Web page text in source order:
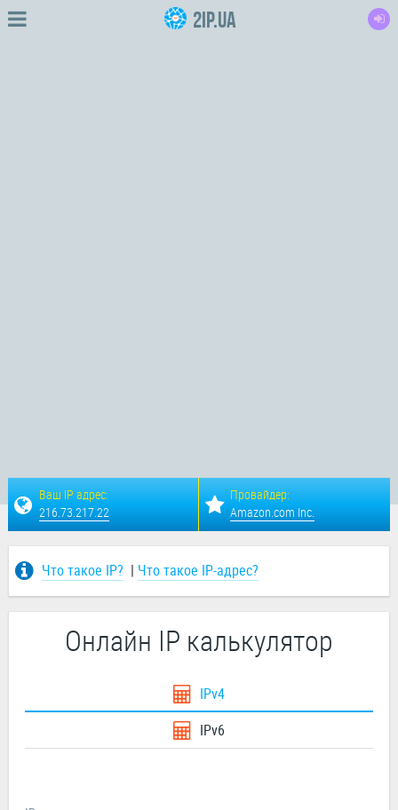
2IP.ua
Ваш IP адрес:
216.73.217.22
Провайдер:
Amazon.com Inc.
Что такое IP? | Что такое IP-адрес?
Онлайн IP калькулятор
IPv4
IPv6